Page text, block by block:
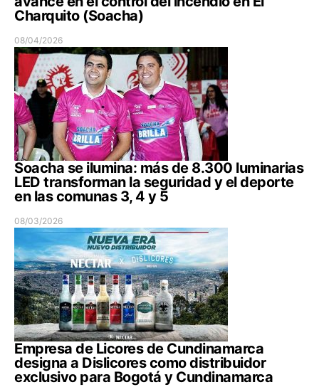
Charquito (Soacha)
08/04/2026
Soacha se ilumina: más de 8.300 luminarias
LED transforman la seguridad y el deporte
en las comunas 3, 4 y 5
08/03/2026
Empresa de Licores de Cundinamarca
designa a Dislicores como distribuidor
exclusivo para Bogotá y Cundinamarca